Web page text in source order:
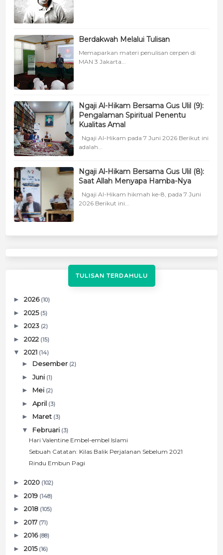
Berdakwah Melalui Tulisan
Memaparkan materi penulisan cerpen di
MAN 3 Jakarta...
Ngaji Al-Hikam Bersama Gus Ulil (9):
Pengalaman Spiritual Penentu
Kualitas Amal
Ngaji Al-Hikam pada 7 Juni 2026 Berikut ini
adalah...
Ngaji Al-Hikam Bersama Gus Ulil (8):
Saat Allah Menyapa Hamba-Nya
Ngaji Al-Hikam hikmah ke-8, pada 7 Juni
2026 Berikut ini...
TULISAN TERDAHULU
► 2026 (10)
► 2025 (5)
► 2023 (2)
► 2022 (15)
▼ 2021 (14)
► Desember (2)
► Juni (1)
► Mei (2)
► April (3)
► Maret (3)
▼ Februari (3)
Hari Valentine Embel-embel Islami
Sebuah Catatan: Kilas Balik Perjalanan Sebelum 2021
Rindu Embun Pagi
► 2020 (102)
► 2019 (148)
► 2018 (105)
► 2017 (71)
► 2016 (88)
► 2015 (16)